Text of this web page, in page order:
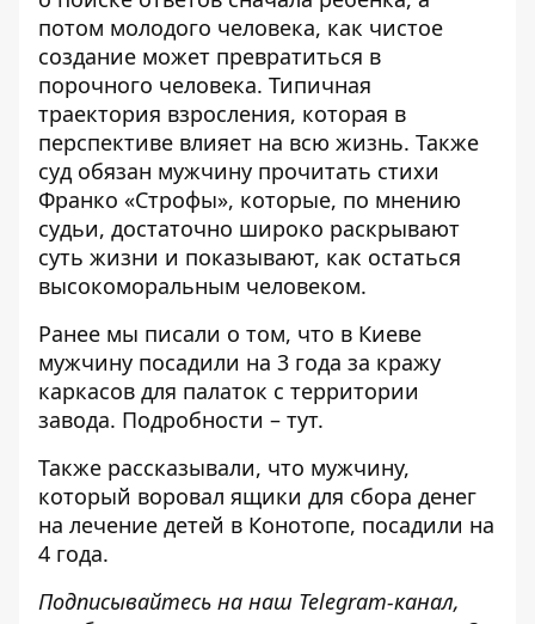
потом молодого человека, как чистое
создание может превратиться в
порочного человека. Типичная
траектория взросления, которая в
перспективе влияет на всю жизнь. Также
суд обязан мужчину прочитать стихи
Франко «Строфы», которые, по мнению
судьи, достаточно широко раскрывают
суть жизни и показывают, как остаться
высокоморальным человеком.
Ранее мы писали о том, что в Киеве
мужчину посадили на 3 года за кражу
каркасов для палаток с территории
завода. Подробности – тут.
Также рассказывали, что мужчину,
который воровал ящики для сбора денег
на лечение детей в Конотопе, посадили на
4 года.
Подписывайтесь на наш Telegram-канал,